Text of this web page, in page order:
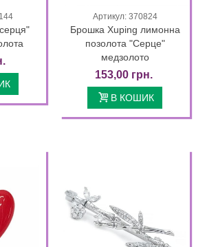
Артикул: 370824
Брошка Xuping лимонна
позолота "Серце"
медзолото
153,00 грн.
В КОШИК